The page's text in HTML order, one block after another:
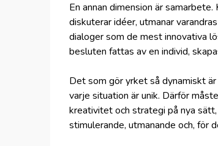
En annan dimension är
diskuterar idéer, utmanar
dialoger som de mest innovativa
besluten fattas av en individ,
Det som gör yrket så dynamiskt
varje situation är unik. Därför
kreativitet och strategi på nya
stimulerande, utmanande och, för